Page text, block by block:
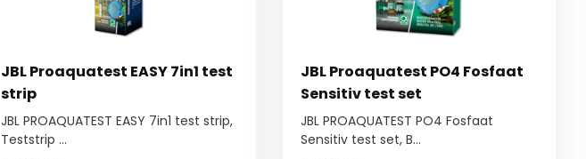
JBL Proaquatest EASY 7in1 test
strip
JBL PROAQUATEST EASY 7in1 test strip,
Teststrip ...
JBL Proaquatest PO4 Fosfaat
Sensitiv test set
JBL PROAQUATEST PO4 Fosfaat
Sensitiv test set, B...